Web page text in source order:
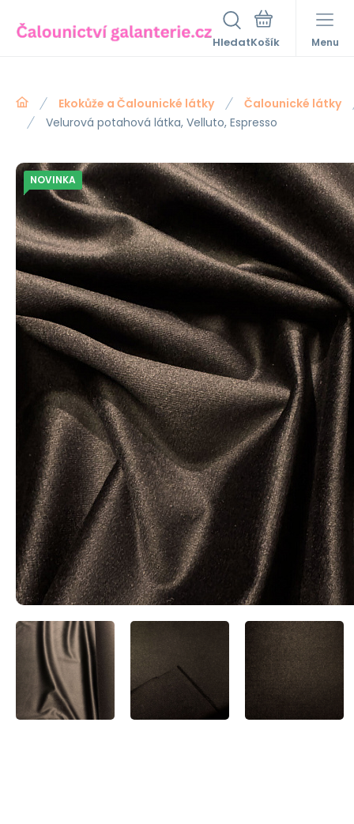
Hledat Menu
Ekokůže a Čalounické látky
Čalounické látky
Velurová potahová látka, Velluto, Espresso
NOVINKA